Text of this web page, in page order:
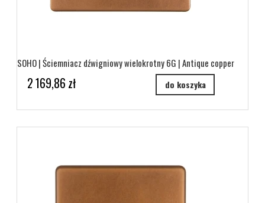
SOHO | Ściemniacz dźwigniowy wielokrotny 6G | Antique copper
2 169,86 zł do koszyka